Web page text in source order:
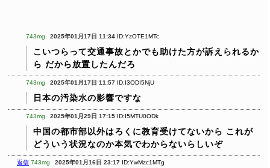
743mg 2025年01月17日 11:34 ID:YzOTE1MTc
こいつらって交通事故とかでも助けた方が訴えられるか
ら だから放置したんだろ
743mg 2025年01月17日 11:57 ID:I3ODI5NjU
日本の汚染水の影響ですな
743mg 2025年01月29日 17:15 ID:I5MTU0ODk
中国の都市部以外はろくに教育受けてないから これが
どういう状況なのか本気でわからないらしいぞ
返信 743mg 2025年01月16日 23:17 ID:YwMzc1MTg